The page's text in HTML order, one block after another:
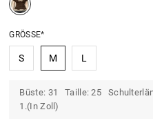
GRÖSSE*
S M L
Büste: 31 Taille: 25
1.(In Zoll)